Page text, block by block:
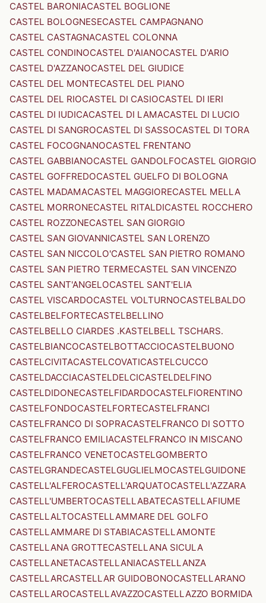
CASTEL BARONIACASTEL BOGLIONE
CASTEL BOLOGNESECASTEL CAMPAGNANO
CASTEL CASTAGNACASTEL COLONNA
CASTEL CONDINOCASTEL D'AIANOCASTEL D'ARIO
CASTEL D'AZZANOCASTEL DEL GIUDICE
CASTEL DEL MONTECASTEL DEL PIANO
CASTEL DEL RIOCASTEL DI CASIOCASTEL DI IERI
CASTEL DI IUDICACASTEL DI LAMACASTEL DI LUCIO
CASTEL DI SANGROCASTEL DI SASSOCASTEL DI TORA
CASTEL FOCOGNANOCASTEL FRENTANO
CASTEL GABBIANOCASTEL GANDOLFOCASTEL GIORGIO
CASTEL GOFFREDOCASTEL GUELFO DI BOLOGNA
CASTEL MADAMACASTEL MAGGIORECASTEL MELLA
CASTEL MORRONECASTEL RITALDICASTEL ROCCHERO
CASTEL ROZZONECASTEL SAN GIORGIO
CASTEL SAN GIOVANNICASTEL SAN LORENZO
CASTEL SAN NICCOLO'CASTEL SAN PIETRO ROMANO
CASTEL SAN PIETRO TERMECASTEL SAN VINCENZO
CASTEL SANT'ANGELOCASTEL SANT'ELIA
CASTEL VISCARDOCASTEL VOLTURNOCASTELBALDO
CASTELBELFORTECASTELBELLINO
CASTELBELLO CIARDES .KASTELBELL TSCHARS.
CASTELBIANCOCASTELBOTTACCIOCASTELBUONO
CASTELCIVITACASTELCOVATICASTELCUCCO
CASTELDACCIACASTELDELCICASTELDELFINO
CASTELDIDONECASTELFIDARDOCASTELFIORENTINO
CASTELFONDOCASTELFORTECASTELFRANCI
CASTELFRANCO DI SOPRACASTELFRANCO DI SOTTO
CASTELFRANCO EMILIACASTELFRANCO IN MISCANO
CASTELFRANCO VENETOCASTELGOMBERTO
CASTELGRANDECASTELGUGLIELMOCASTELGUIDONE
CASTELL'ALFEROCASTELL'ARQUATOCASTELL'AZZARA
CASTELL'UMBERTOCASTELLABATECASTELLAFIUME
CASTELLALTOCASTELLAMMARE DEL GOLFO
CASTELLAMMARE DI STABIACASTELLAMONTE
CASTELLANA GROTTECASTELLANA SICULA
CASTELLANETACASTELLANIACASTELLANZA
CASTELLARCASTELLAR GUIDOBONOCASTELLARANO
CASTELLAROCASTELLAVAZZOCASTELLAZZO BORMIDA